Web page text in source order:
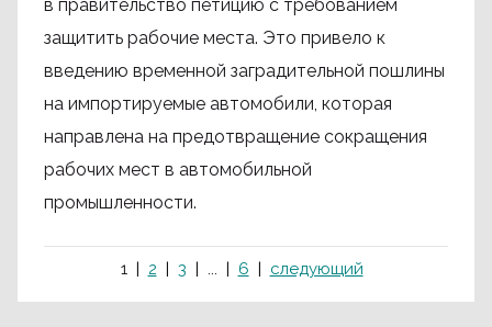
в правительство петицию с требованием
защитить рабочие места. Это привело к
введению временной заградительной пошлины
на импортируемые автомобили, которая
направлена на предотвращение сокращения
рабочих мест в автомобильной
промышленности.
1 2 3 ... 6 следующий